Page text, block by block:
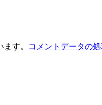
す。 コメントデータの